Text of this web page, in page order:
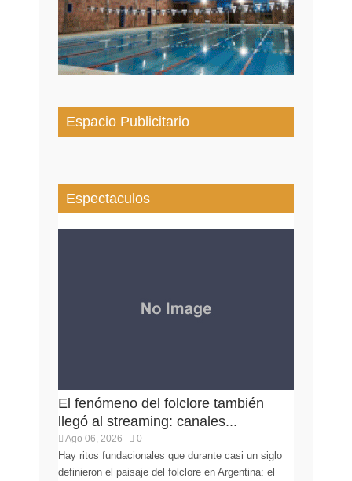
Espacio Publicitario
Espectaculos
El fenómeno del folclore también
llegó al streaming: canales...
Ago 06, 2026 0
Hay ritos fundacionales que durante casi un siglo
definieron el paisaje del folclore en Argentina: el